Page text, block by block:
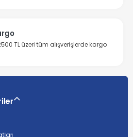
TL üzeri tüm alışverişlerde kargo